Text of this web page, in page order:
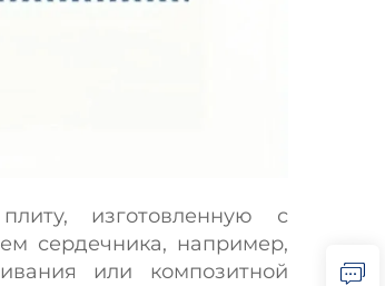
изготовленную с
сердечника, например,
или композитной